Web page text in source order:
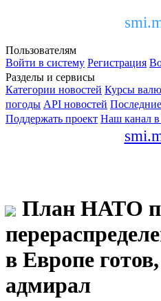
Пользователям
Войти в систему Регистрация
Разделы и сервисы
Категории новостей Курсы
погоды API новостей
Поддержать проект Наш канал в
План НАТО
в Европе
адмирал